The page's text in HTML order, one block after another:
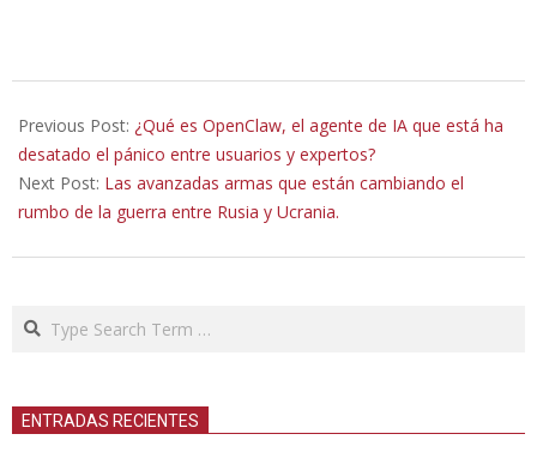
02-
15
Previous Post: ¿Qué es OpenClaw, el agente de IA que está ha
desatado el pánico entre usuarios y expertos?
Next Post: Las avanzadas armas que están cambiando el
rumbo de la guerra entre Rusia y Ucrania.
Search
ENTRADAS RECIENTES